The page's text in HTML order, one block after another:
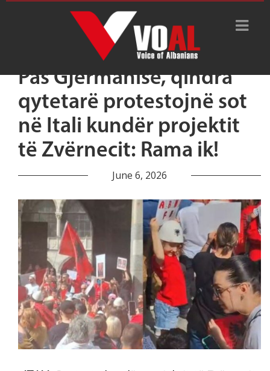
Pas Gjermanisë, qindra
qytetarë protestojnë sot
në Itali kundër projektit
të Zvërnecit: Rama ik!
June 6, 2026